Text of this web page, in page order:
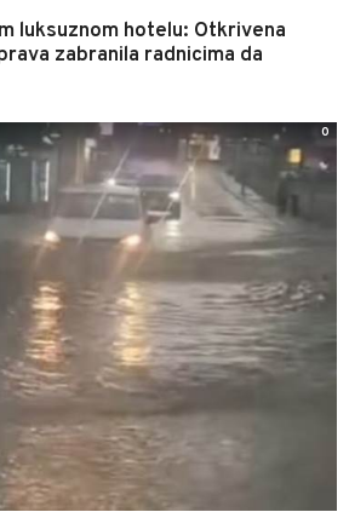
luksuznom hotelu: Otkrivena
zabranila radnicima da
0